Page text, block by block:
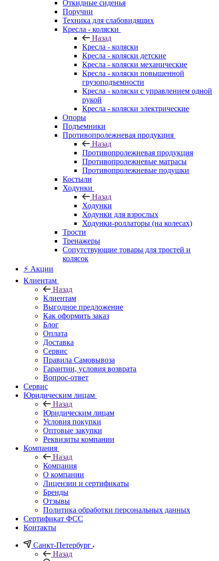
Откидные сиденья
Поручни
Техника для слабовидящих
Кресла - коляски
Назад
Кресла - коляски
Кресла - коляски детские
Кресла - коляски механические
Кресла - коляски повышенной
грузоподъемности
Кресла - коляски с управлением одной
рукой
Кресла - коляски электрические
Опоры
Подъемники
Противопролежневая продукция
Назад
Противопролежневая продукция
Противопролежневые матрасы
Противопролежневые подушки
Костыли
Ходунки
Назад
Ходунки
Ходунки для взрослых
Ходунки-роллаторы (на колесах)
Трости
Тренажеры
Сопутствующие товары для тростей и
колясок
⚡ Акции
Клиентам
Назад
Клиентам
Выгодное предложение
Как оформить заказ
Блог
Оплата
Доставка
Сервис
Правила Самовывоза
Гарантии, условия возврата
Вопрос-ответ
Сервис
Юридическим лицам
Назад
Юридическим лицам
Условия покупки
Оптовые закупки
Реквизиты компании
Компания
Назад
Компания
О компании
Лицензии и сертификаты
Бренды
Отзывы
Политика обработки персональных данных
Сертификат ФСС
Контакты
Санкт-Петербург
Назад